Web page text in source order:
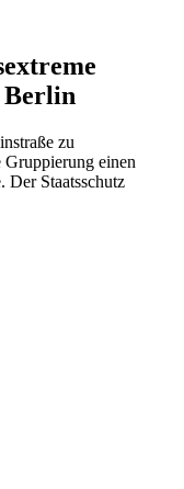
Berlin
zu
Gruppierung einen
Der Staatsschutz